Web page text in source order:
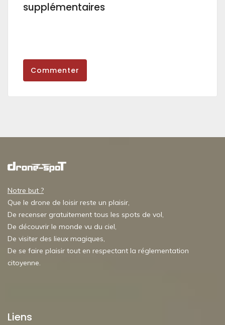
supplémentaires
Commenter
Notre but ?
Que le drone de loisir reste un plaisir,
De recenser gratuitement tous les spots de vol,
De découvrir le monde vu du ciel,
De visiter des lieux magiques,
De se faire plaisir tout en respectant la réglementation
citoyenne.
Liens